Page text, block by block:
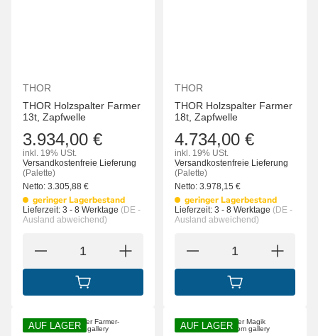
THOR
THOR Holzspalter Farmer
13t, Zapfwelle
3.934,00 €
inkl. 19% USt.
Versandkostenfreie Lieferung
(Palette)
Netto: 3.305,88 €
geringer Lagerbestand
Lieferzeit: 3 - 8 Werktage (DE -
Ausland abweichend)
IN DEN WARENKORB
THOR
THOR Holzspalter Farmer
18t, Zapfwelle
4.734,00 €
inkl. 19% USt.
Versandkostenfreie Lieferung
(Palette)
Netto: 3.978,15 €
geringer Lagerbestand
Lieferzeit: 3 - 8 Werktage (DE -
Ausland abweichend)
IN DEN
AUF LAGER AUF LAGER